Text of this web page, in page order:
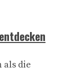
als die